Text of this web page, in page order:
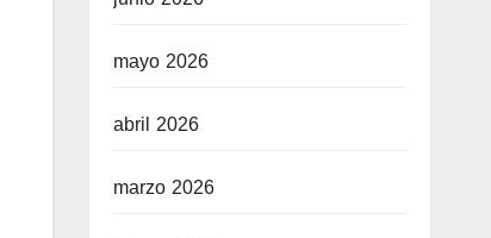
mayo 2026
abril 2026
marzo 2026